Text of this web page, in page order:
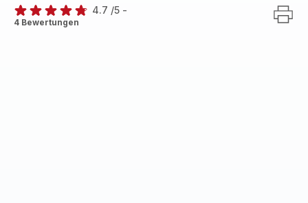
ratings.4.7
4.7 /5 -
4 Bewertungen